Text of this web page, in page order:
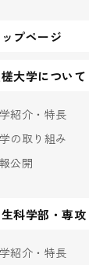
ップページ
大学について
紹介・特長
の取り組み
公開
科学部・専攻
紹介・特長